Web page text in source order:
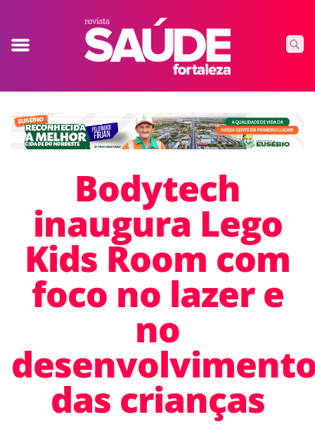
Bodytech
inaugura Lego
Kids Room com
foco no lazer e
no
das crianças